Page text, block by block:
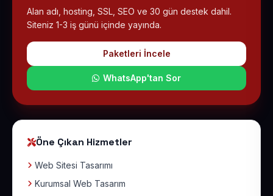
Alan adı, hosting, SSL, SEO ve 30 gün destek dahil.
Siteniz 1-3 iş günü içinde yayında.
Paketleri İncele
WhatsApp'tan Sor
Öne Çıkan Hizmetler
Web Sitesi Tasarımı
Kurumsal Web Tasarım